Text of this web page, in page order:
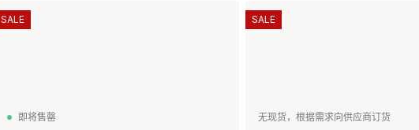
即将售罄
SALE
无现货，根据需求向供应商订货
SALE